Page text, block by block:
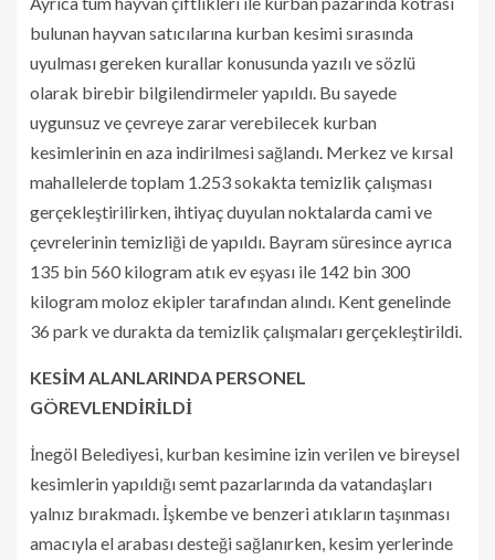
bulunan hayvan satıcılarına kurban kesimi sırasında
uyulması gereken kurallar konusunda yazılı ve sözlü
olarak birebir bilgilendirmeler yapıldı. Bu sayede
uygunsuz ve çevreye zarar verebilecek kurban
kesimlerinin en aza indirilmesi sağlandı. Merkez ve kırsal
mahallelerde toplam 1.253 sokakta temizlik çalışması
gerçekleştirilirken, ihtiyaç duyulan noktalarda cami ve
çevrelerinin temizliği de yapıldı. Bayram süresince ayrıca
135 bin 560 kilogram atık ev eşyası ile 142 bin 300
kilogram moloz ekipler tarafından alındı. Kent genelinde
36 park ve durakta da temizlik çalışmaları gerçekleştirildi.
KESİM ALANLARINDA PERSONEL
GÖREVLENDİRİLDİ
İnegöl Belediyesi, kurban kesimine izin verilen ve bireysel
kesimlerin yapıldığı semt pazarlarında da vatandaşları
yalnız bırakmadı. İşkembe ve benzeri atıkların taşınması
amacıyla el arabası desteği sağlanırken, kesim yerlerinde